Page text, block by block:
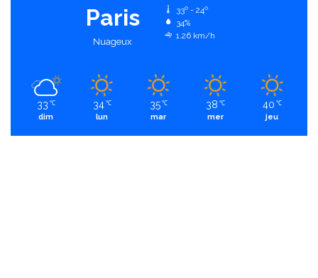
Paris
Nuageux
33º - 24º
34%
1.26 km/h
33 ℃
dim
34 ℃
lun
35 ℃
mar
38 ℃
mer
40 ℃
jeu